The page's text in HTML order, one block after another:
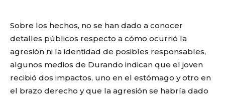
Sobre los hechos, no se han dado a conocer
detalles públicos respecto a cómo ocurrió la
agresión ni la identidad de posibles responsables,
algunos medios de Durando indican que el joven
recibió dos impactos, uno en el estómago y otro en
el brazo derecho y que la agresión se habría dado